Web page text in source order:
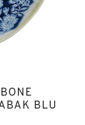
BLU